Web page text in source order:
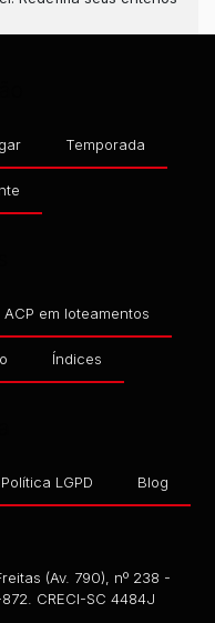
Temporada
ACP em loteamentos
Índices
Política LGPD Blog
(Av. 790), nº 238 -
CRECI-SC 4484J